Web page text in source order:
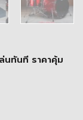
ทันที ราคาคุ้ม